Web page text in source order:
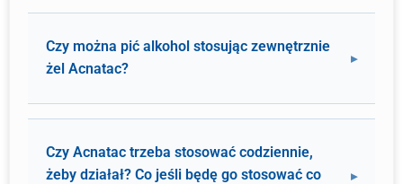
Czy można pić alkohol stosując zewnętrznie
żel Acnatac?
Czy Acnatac trzeba stosować codziennie,
żeby działał? Co jeśli będę go stosować co